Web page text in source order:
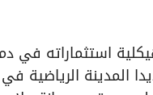
استثماراته
المدينة الرياضية